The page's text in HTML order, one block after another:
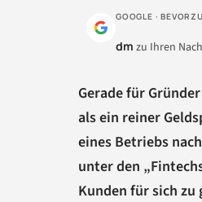
GOOGLE ·
dm zu Ihren
Gerade für
als ein reiner
eines Betriebs
unter den
Kunden für sich